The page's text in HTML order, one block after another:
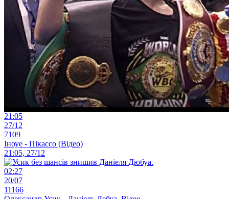
21:05
27/12
7109
Іноуе - Пікассо (Відео)
21:05, 27/12
02:27
20/07
11166